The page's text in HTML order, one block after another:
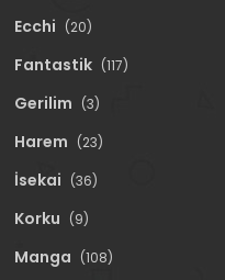
Ecchi (20)
Fantastik (117)
Gerilim (3)
Harem (23)
İsekai (36)
Korku (9)
Manga (108)